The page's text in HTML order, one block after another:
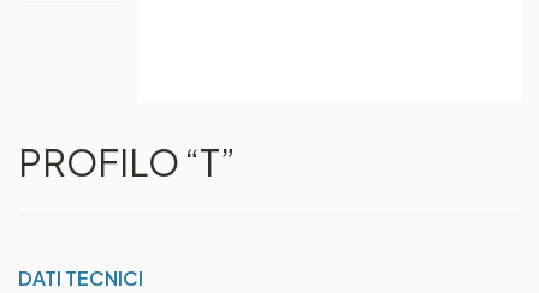
PROFILO “T”
DATI TECNICI